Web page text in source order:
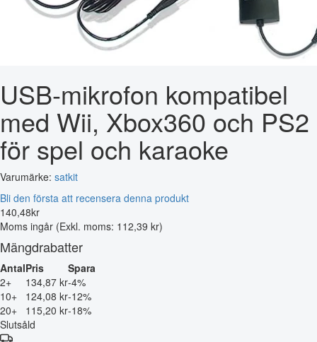
USB-mikrofon kompatibel
med Wii, Xbox360 och PS2
för spel och karaoke
Varumärke: satkit
Bli den första att recensera denna produkt
140,48kr
Moms ingår (Exkl. moms: 112,39 kr)
Mängdrabatter
AntalPris
Spara
2+
134,87 kr-4%
10+
124,08 kr-12%
20+
115,20 kr-18%
Slutsåld